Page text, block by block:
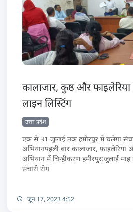
कालाजार, कुष्ठ और फाइलेरिया
लाइन लिस्टिंग
उत्तर प्रदेश
एक से 31 जुलाई तक हमीरपुर में चलेगा
अभियानपहली बार कालाजार, फाइलेरिया
अभियान में चिन्हीकरण हमीरपुर:जुलाई
संचारी रोग
जून 17, 2023 4:52